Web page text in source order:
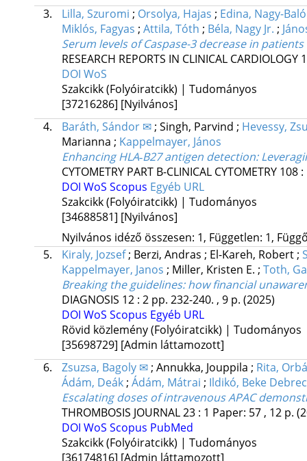
3.
Lilla, Szuromi ; Orsolya, Hajas ; Edina, Nagy-Baló
Miklós, Fagyas ; Attila, Tóth ; Béla, Nagy Jr. ;
Serum levels of Caspase-3 decrease in
RESEARCH REPORTS IN CLINICAL CARDIOLOGY
DOI WoS
Szakcikk (Folyóiratcikk) | Tudományos
[37216286] [Nyilvános]
4.
Baráth, Sándor ✉; Singh, Parvind ; Hevessy,
Marianna ; Kappelmayer, János
Enhancing HLA‐B27 antigen detection:
CYTOMETRY PART B-CLINICAL CYTOMETRY 108:
DOI WoS Scopus Egyéb URL
Szakcikk (Folyóiratcikk) | Tudományos
[34688581] [Nyilvános]
Nyilvános idéző összesen: 1, Független: 1,
5.
Kiraly, Jozsef; Berzi, Andras ; El-Kareh, Robert;
Kappelmayer, Janos ; Miller, Kristen E. ; Toth,
Breaking the guidelines: how financial
DIAGNOSIS 12: 2 pp. 232-240. , 9 p. (2025)
DOI WoS Scopus Egyéb URL
Rövid közlemény (Folyóiratcikk) | Tudományos
[35698729] [Admin láttamozott]
6.
Zsuzsa, Bagoly ✉; Annukka, Jouppila ; Rita,
Ádám, Deák; Ádám, Mátrai ; Ildikó, Beke
Escalating doses of intravenous APAC
THROMBOSIS JOURNAL23: 1 Paper: 57 , 12 p.
DOI WoS Scopus PubMed
Szakcikk (Folyóiratcikk) | Tudományos
[36174816] [Admin láttamozott]